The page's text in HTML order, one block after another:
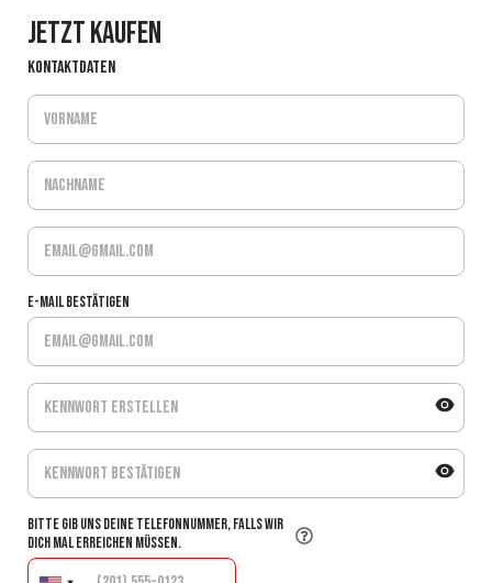
Jetzt kaufen
Kontaktdaten
E-Mail bestätigen
Bitte gib uns deine Telefonnummer, falls wir
dich mal erreichen müssen.